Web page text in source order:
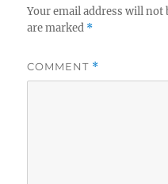
Your email address will not
are marked *
COMMENT *